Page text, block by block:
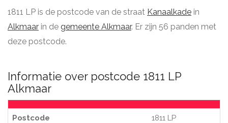
1811 LP is de postcode van de straat Kanaalkade in
Alkmaar in de gemeente Alkmaar. Er zijn 56 panden met
deze postcode.
Informatie over postcode 1811 LP
Alkmaar
Postcode 1811 LP